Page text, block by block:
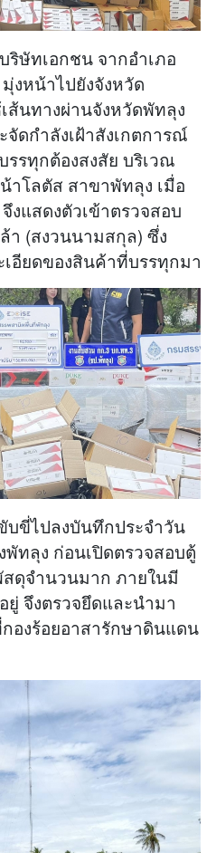
ษัทเอกชน จากอำเภอ
งหน้าไปยังจังหวัด
ส้นทางผ่านจังหวัดพัทลุง
ดกำลังเฝ้าสังเกตการณ์
รทุกต้องสงสัย บริเวณ
โลตัส สาขาพัทลุง เมื่อ
งแสดงตัวเข้าตรวจสอบ
(สงวนนามสกุล) ซึ่ง
อียดของสินค้าที่บรรทุกมา
บขี่ไปลงบันทึกประจำวัน
ทลุง ก่อนเปิดตรวจสอบตู้
ดุจำนวนมาก ภายในมี
จึงตรวจยึดและนำมา
องร้อยอาสารักษาดินแดน